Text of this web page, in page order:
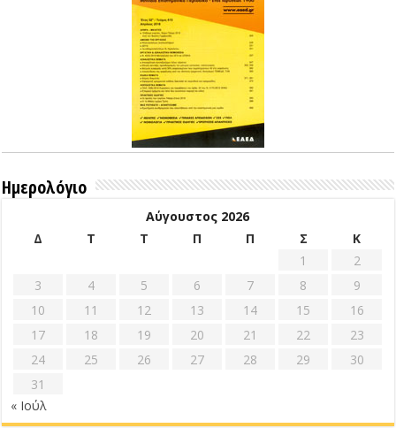
Ημερολόγιο
Αύγουστος 2026
Δ
Τ Τ Π Π Σ
Κ
1
2
3
4 5 6 7 8
9
10
11 12 13 14 15
16
17
18 19 20 21 22
23
24
25 26 27 28 29
30
31
« Ιούλ